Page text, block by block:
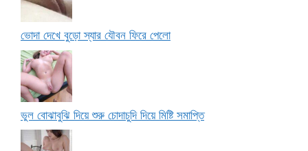
ভোদা দেখে বুড়ো স্যার যৌবন ফিরে পেলো
ভুল বোঝাবুঝি দিয়ে শুরু চোদাচুদি দিয়ে মিষ্টি সমাপ্তি